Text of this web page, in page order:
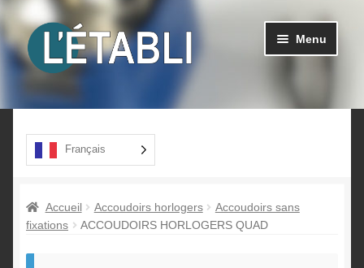
Aller
à
Aller
au
contenu
Menu
Produits
le
A propos
Français
Accueil Accoudoirs horlogers
Accoudoirs sans
fixations
ACCOUDOIRS HORLOGERS QUAD